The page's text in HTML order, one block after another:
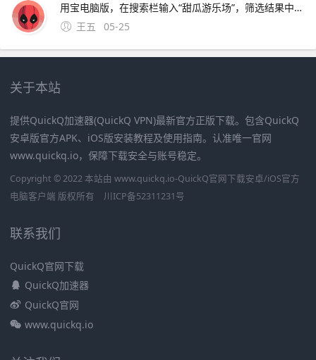
用宝电脑版，在搜索栏输入“甜瓜游乐场”，筛选结果中需注意选择与340版本匹配的小游戏。甜瓜游乐场330版本可通过应用宝平台下载，具体操作及注意事项如下1 移动端下载条件与步骤该版本支持安卓45及以上或iOS 100及以上系统用户需先在移动设备上安装应用
王五
05-25
关于本站
提供QuickQ加速器(QuickQ VPN)最新官方正版下载。包含QuickQ
安卓版官方APK、iOS版安装教程及使用指南。认准唯一官网
www.quickq.io，保障下载安全与账号稳定。
Copyright © 2022 本站由 www.quickq.io-QuickQ官网下载安卓/iOS官方
电脑客户端 版权所有
川ICP备52311231号
联系我们
QuickQ官网下载
QuickQ加速器
QuickQ官网
www.quickq.io